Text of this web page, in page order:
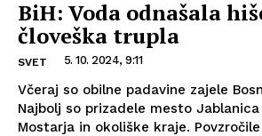
BiH: Voda odnašala
človeška trupla
SVET 5. 10. 2024, 9:11
Včeraj so obilne padavine zajele
Najbolj so prizadele mesto
Mostarja in okoliške kraje.